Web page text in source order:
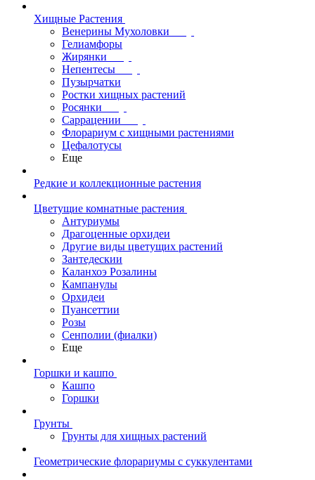
Хищные Растения
Венерины Мухоловки
Гелиамфоры
Жирянки
Непентесы
Пузырчатки
Ростки хищных растений
Росянки
Саррацении
Флорариум с хищными растениями
Цефалотусы
Еще
Редкие и коллекционные растения
Цветущие комнатные растения
Антуриумы
Драгоценные орхидеи
Другие виды цветущих растений
Зантедескии
Каланхоэ Розалины
Кампанулы
Орхидеи
Пуансеттии
Розы
Сенполии (фиалки)
Еще
Горшки и кашпо
Кашпо
Горшки
Грунты
Грунты для хищных растений
Геометрические флорариумы с суккулентами